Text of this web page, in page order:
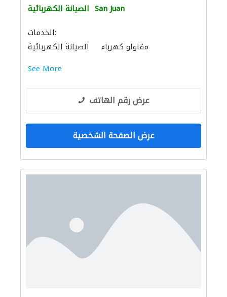
الصيانة الكهربائية San Juan
الخدمات:
الصيانة الكهربائية
مقاولو كهرباء
See More
عرض رقم الهاتف
عرض الصفحة الشخصية